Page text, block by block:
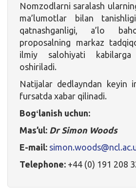
Nomzodlarni saralash
ma’lumotlar bilan
qatnashganligi, a’lo
proposalning markaz
ilmiy salohiyati kabilarga
oshiriladi.
Natijalar dedlayndan keyin
fursatda xabar qilinadi.
Bogʻlanish uchun:
Mas’ul: Dr Simon Woods
E-mail:
Telephone: +44 (0) 191 208